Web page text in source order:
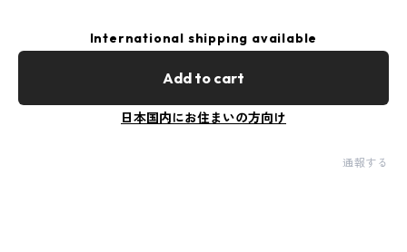
International shipping available
Add to cart
日本国内にお住まいの方向け
通報する